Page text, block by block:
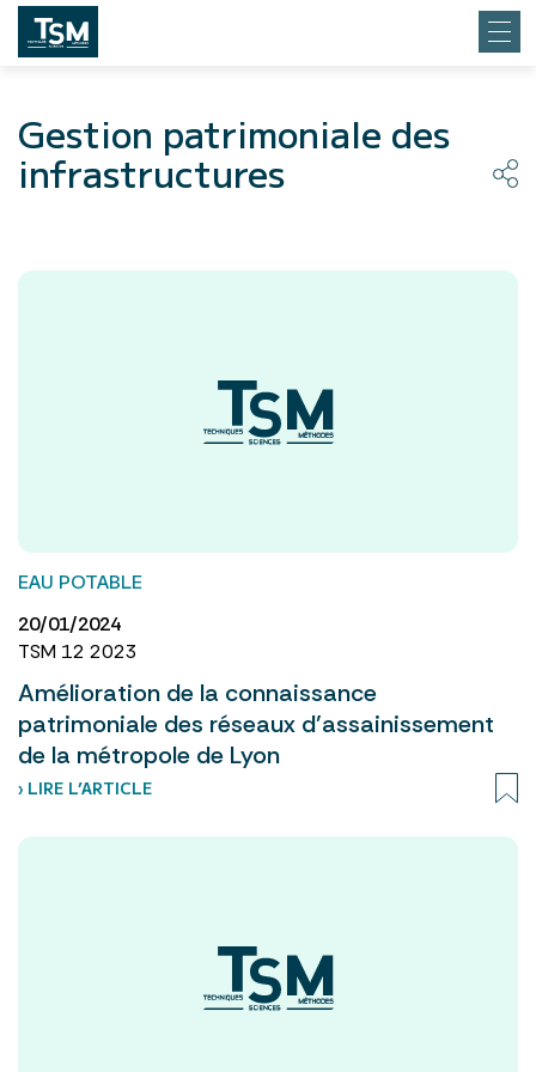
Gestion patrimoniale des
infrastructures
EAU POTABLE
20/01/2024
TSM 12 2023
Amélioration de la connaissance
patrimoniale des réseaux d’assainissement
de la métropole de Lyon
› LIRE L’ARTICLE